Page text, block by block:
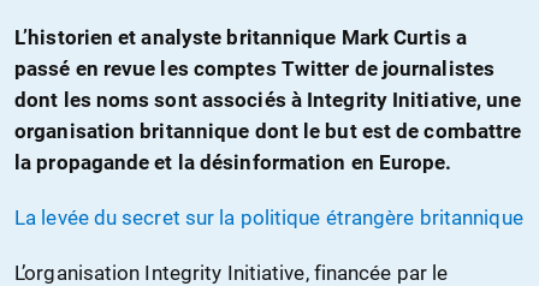
DON
L’historien et analyste britannique Mark Curtis a
passé en revue les comptes Twitter de journalistes
dont les noms sont associés à Integrity Initiative, une
organisation britannique dont le but est de combattre
la propagande et la désinformation en Europe.
La levée du secret sur la politique étrangère britannique
L’organisation Integrity Initiative, financée par le